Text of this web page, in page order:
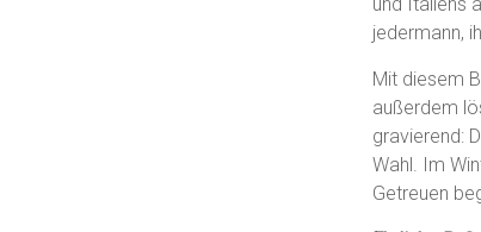
jedermann,
Mit diesem
außerdem
gravierend:
Wahl. Im
Getreuen